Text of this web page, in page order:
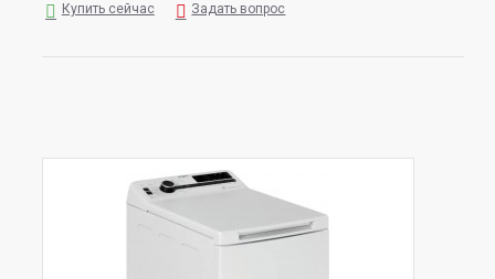
Купить сейчас Задать вопрос